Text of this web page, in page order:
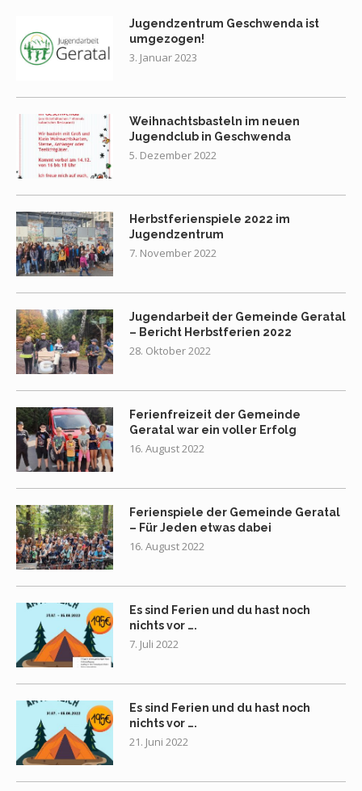
Jugendzentrum Geschwenda ist
umgezogen!
3. Januar 2023
Weihnachtsbasteln im neuen
Jugendclub in Geschwenda
5. Dezember 2022
Herbstferienspiele 2022 im
Jugendzentrum
7. November 2022
Jugendarbeit der Gemeinde Geratal
– Bericht Herbstferien 2022
28. Oktober 2022
Ferienfreizeit der Gemeinde
Geratal war ein voller Erfolg
16. August 2022
Ferienspiele der Gemeinde Geratal
– Für Jeden etwas dabei
16. August 2022
Es sind Ferien und du hast noch
nichts vor ….
7. Juli 2022
Es sind Ferien und du hast noch
nichts vor ….
21. Juni 2022